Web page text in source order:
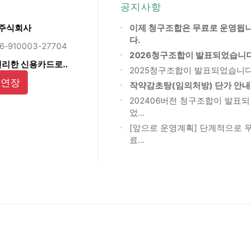
식회사
910003-27704
한 신용카드로..
장
공지사항
이제 청구조합은 무료로 운영됩니
다.
2026청구조합이 발표되었습니
2025청구조합이 발표되었습니
작약감초탕(임의처방) 단가 안내
202406버전 청구조합이 발표되
었…
[앞으로 운영계획] 단계적으로
료…